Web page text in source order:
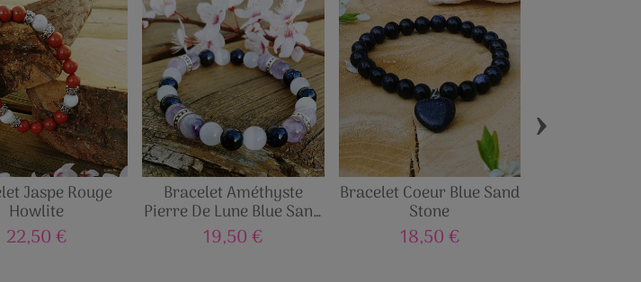
Jaspe Rouge
Howlite
22,50 €
Bracelet Améthyste
Pierre De Lune Blue Sand
Stone
19,50 €
Bracelet Coeur Blue Sand
Stone
18,50 €
›